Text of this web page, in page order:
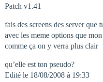
Patch v1.41
fais des screens des server que
avec les meme options que mon
comme ça on y verra plus clair
qu’elle est ton pseudo?
Edité le 18/08/2008 à 19:33